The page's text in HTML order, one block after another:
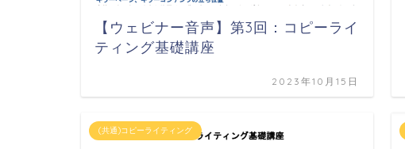
【ウェビナー音声】第3回：コピーライ
ティング基礎講座
2023年10月15日
(共通)コピーライティング